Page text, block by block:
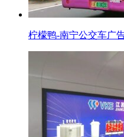
柠檬鸭-南宁公交车广